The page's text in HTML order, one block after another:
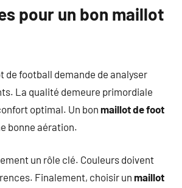
pour un bon maillot
de football demande de analyser
La qualité demeure primordiale
optimal. Un bon maillot de foot
bonne aération.
un rôle clé. Couleurs doivent
Finalement, choisir un maillot